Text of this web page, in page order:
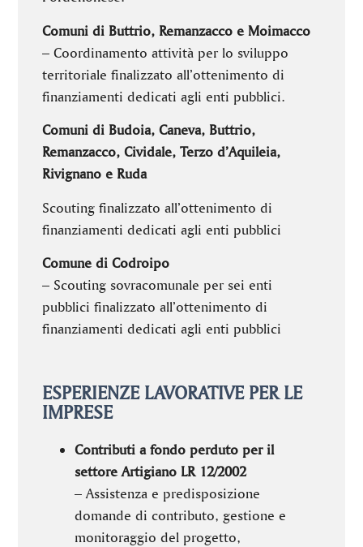
Comuni di Buttrio, Remanzacco e Moimacco
– Coordinamento attività per lo sviluppo
territoriale finalizzato all’ottenimento di
finanziamenti dedicati agli enti pubblici.
Comuni di Budoia, Caneva, Buttrio,
Remanzacco, Cividale, Terzo d’Aquileia,
Rivignano e Ruda
Scouting finalizzato all’ottenimento di
finanziamenti dedicati agli enti pubblici
Comune di Codroipo
– Scouting sovracomunale per sei enti
pubblici finalizzato all’ottenimento di
finanziamenti dedicati agli enti pubblici
ESPERIENZE LAVORATIVE PER LE
IMPRESE
Contributi a fondo perduto per il
settore Artigiano LR 12/2002
– Assistenza e predisposizione
domande di contributo, gestione e
monitoraggio del progetto,